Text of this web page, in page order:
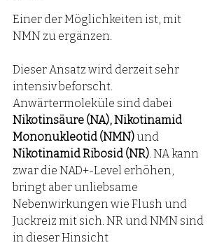
Einer der Möglichkeiten ist, mit
NMN zu ergänzen.
Dieser Ansatz wird derzeit sehr
intensiv beforscht.
Anwärtermoleküle sind dabei
Nikotinsäure (NA), Nikotinamid
Mononukleotid (NMN) und
Nikotinamid Ribosid (NR). NA kann
zwar die NAD+-Level erhöhen,
bringt aber unliebsame
Nebenwirkungen wie Flush und
Juckreiz mit sich. NR und NMN sind
in dieser Hinsicht